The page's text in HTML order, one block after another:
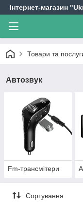
Інтернет-магазин
Товари та
Автозвук
Fm-трансмітери
Сортування